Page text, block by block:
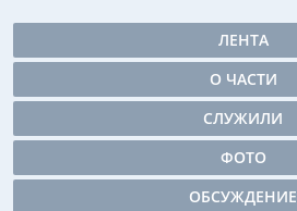
ЛЕНТА
О ЧАСТИ
СЛУЖИЛИ
ФОТО
ОБСУЖДЕНИЕ